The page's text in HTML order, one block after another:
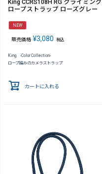
King CCRS108H RG クライミング
ロープストラップ ローズグレー
NEW
販売価格 ¥3,080 税込
King -Color Collection-
ロープ編みのカメラストラップ
カートに入れる